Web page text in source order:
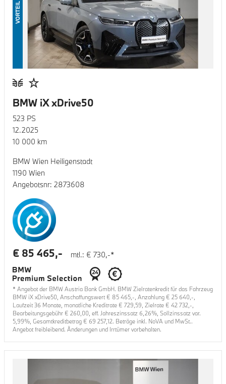
VORTEIL
BMW iX xDrive50
523 PS
12.2025
10 000 km
BMW Wien Heiligenstadt
1190 Wien
Angebotsnr: 2873608
mtl.: € 730,-*
€ 85 465,-
* Angebot der BMW Austria Bank GmbH. BMW Zielratenkredit für das Fahrzeug
BMW iX xDrive50, Anschaffungswert € 85 465,-, Anzahlung € 25 640,-,
Laufzeit36 Monate, monatliche Kreditrate € 729,59, Zielrate € 42 732,-,
Bearbeitungsgebühr € 260,00, eff. Jahreszinssatz 6,26%, Sollzinssatz var.
5,99%, Gesamtkreditbetrag € 69 257,12. Beträge inkl. NoVA und MwSt..
Angebot freibleibend. Änderungen und Irrtümer vorbehalten.